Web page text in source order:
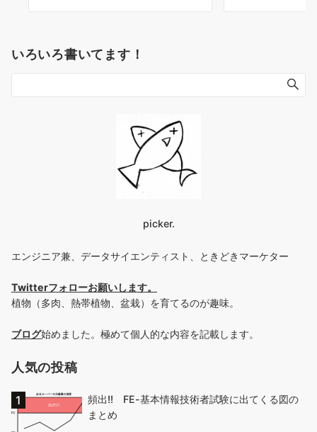
いろいろ書いてます！
picker.
エンジニア兼、データサイエンティスト、ときどきマーケター
Twitterフォローお願いします。
植物（多肉、熱帯植物、盆栽）を育てるのが趣味。
ブログ始めました。極めて個人的な内容を記載します。
人気の投稿
頻出!! FE-基本情報技術者試験に出てくる図の
まとめ